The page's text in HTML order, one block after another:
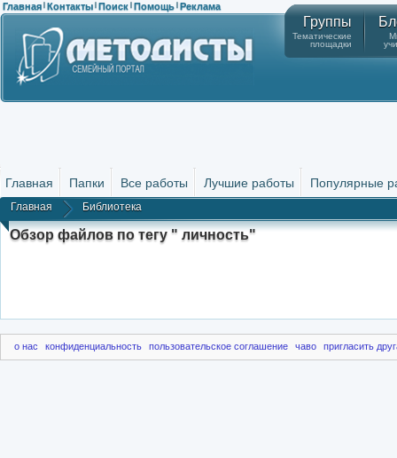
Главная | Контакты | Поиск | Помощь | Реклама
Группы
Тематические
площадки
Главная Папки Все работы Лучшие работы Популярные
Главная Библиотека
Обзор файлов по тегу " личность"
о нас конфиденциальность пользовательское соглашение чаво пригласить